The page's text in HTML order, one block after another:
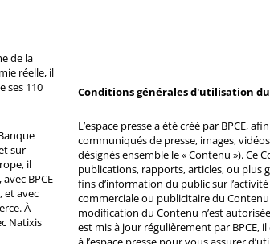
de la
réelle, il
ses 110
sur
il
BPCE
et avec
À
Natixis
Conditions générales d'utilisation du
L’espace presse a été créé par BPCE,
communiqués de presse, images,
désignés ensemble le « Contenu »).
publications, rapports, articles, ou
fins d’information du public sur
commerciale ou publicitaire du
modification du Contenu n’est
est mis à jour régulièrement par BPCE,